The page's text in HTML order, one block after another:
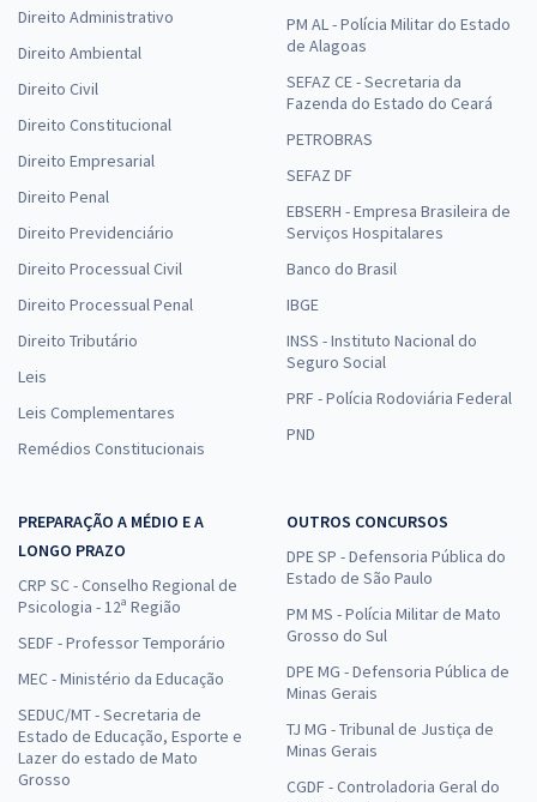
Direito Administrativo
Direito Ambiental
Direito Civil
Direito Constitucional
Direito Empresarial
Direito Penal
Direito Previdenciário
Direito Processual Civil
Direito Processual Penal
Direito Tributário
Leis
Leis Complementares
Remédios Constitucionais
PM AL - Polícia Militar do Estado
de Alagoas
SEFAZ CE - Secretaria da
Fazenda do Estado do Ceará
PETROBRAS
SEFAZ DF
EBSERH - Empresa Brasileira de
Serviços Hospitalares
Banco do Brasil
IBGE
INSS - Instituto Nacional do
Seguro Social
PRF - Polícia Rodoviária Federal
PND
PREPARAÇÃO A MÉDIO E A
LONGO PRAZO
CRP SC - Conselho Regional de
Psicologia - 12ª Região
SEDF - Professor Temporário
MEC - Ministério da Educação
SEDUC/MT - Secretaria de
Estado de Educação, Esporte e
Lazer do estado de Mato
Grosso
OUTROS CONCURSOS
DPE SP - Defensoria Pública do
Estado de São Paulo
PM MS - Polícia Militar de Mato
Grosso do Sul
DPE MG - Defensoria Pública de
Minas Gerais
TJ MG - Tribunal de Justiça de
Minas Gerais
CGDF - Controladoria Geral do